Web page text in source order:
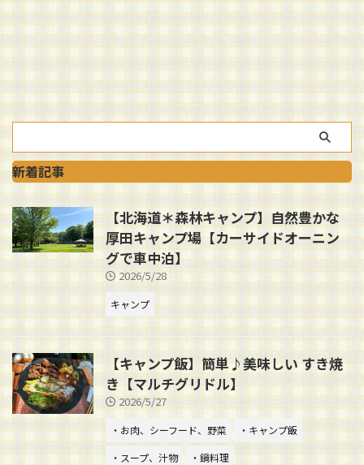
新着記事
【北海道＊森林キャンプ】自然豊かな
厚田キャンプ場【カーサイドオーニン
グで車中泊】
2026/5/28
キャンプ
【キャンプ飯】簡単♪美味しい すき焼
き【マルチグリドル】
2026/5/27
・お肉、シーフード、野菜
・キャンプ飯
・スープ、汁物
・鍋料理